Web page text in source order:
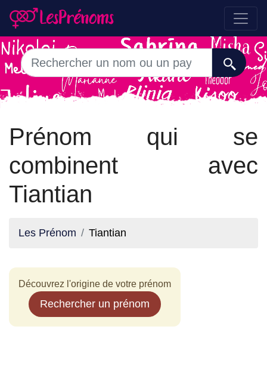
Prénom qui se
combinent avec
Tiantian
Les Prénom Tiantian
Découvrez l'origine de votre prénom
Rechercher un prénom